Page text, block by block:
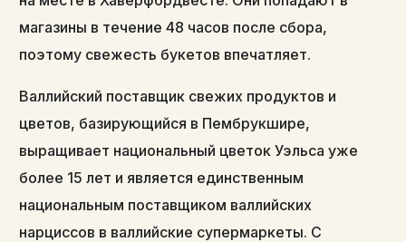
магазины в течение 48 часов после сбора,
поэтому свежесть букетов впечатляет.
Валлийский поставщик свежих продуктов и
цветов, базирующийся в Пембрукшире,
выращивает национальный цветок Уэльса уже
более 15 лет и является единственным
национальным поставщиком валлийских
нарциссов в валлийские супермаркеты. С